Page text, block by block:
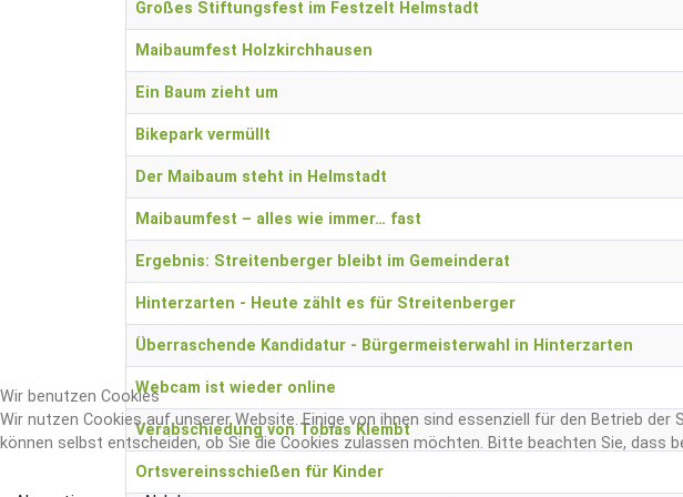
Großes Stiftungsfest im Festzelt Helmstadt
Maibaumfest Holzkirchhausen
Ein Baum zieht um
Bikepark vermüllt
Der Maibaum steht in Helmstadt
Maibaumfest – alles wie immer… fast
Ergebnis: Streitenberger bleibt im Gemeinderat
Hinterzarten - Heute zählt es für Streitenberger
Überraschende Kandidatur - Bürgermeisterwahl in Hinterzarten
Webcam ist wieder online
Verabschiedung von Tobias Klembt
Ortsvereinsschießen für Kinder
Wir benutzen Cookies
Wir nutzen Cookies auf unserer Website. Einige von ihnen sind essenziell für den Betrieb
können selbst entscheiden, ob Sie die Cookies zulassen möchten. Bitte beachten Sie,